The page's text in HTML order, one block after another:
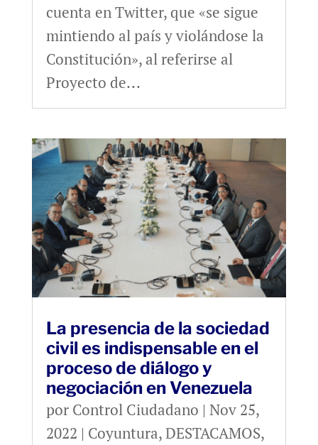
cuenta en Twitter, que «se sigue
mintiendo al país y violándose la
Constitución», al referirse al
Proyecto de...
La presencia de la sociedad
civil es indispensable en el
proceso de diálogo y
negociación en Venezuela
por Control Ciudadano | Nov 25,
2022 | Coyuntura,DESTACAMOS,